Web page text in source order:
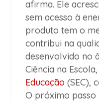
afirma. Ele
sem acesso à
produto tem o
contribui na
desenvolvido no
Ciência na
Educação (SEC),
O próximo passo